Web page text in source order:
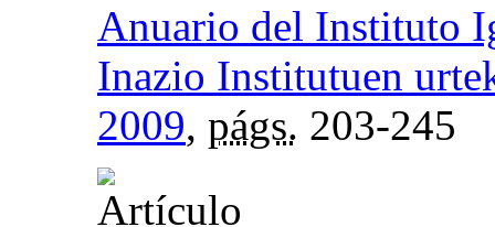
Anuario del Instituto
Inazio Institutuen
2009, págs. 203-245